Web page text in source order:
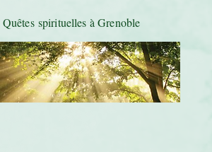
Quêtes spirituelles à Grenoble